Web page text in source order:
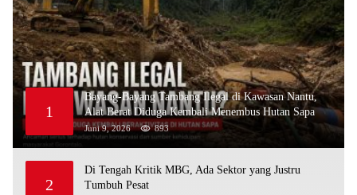
1
Bayang-Bayang Tambang Ilegal di Kawasan Nantu,
Alat Berat Diduga Kembali Menembus Hutan Sapa
Juni 9, 2026 893
2
Di Tengah Kritik MBG, Ada Sektor yang Justru
Tumbuh Pesat